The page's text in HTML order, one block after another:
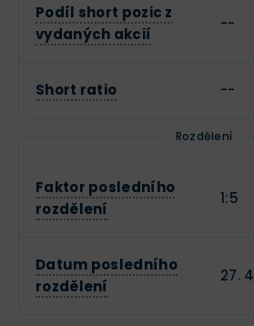
Podíl short pozic z
vydaných akcií
--
Short ratio --
Rozdělení
Faktor posledního
rozdělení
1:5
Datum posledního
rozdělení
27.